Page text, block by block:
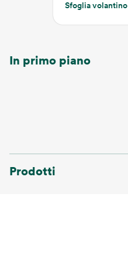
Sfoglia volantino
In primo piano
Prodotti